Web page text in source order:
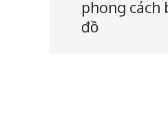
phong cách
đồ